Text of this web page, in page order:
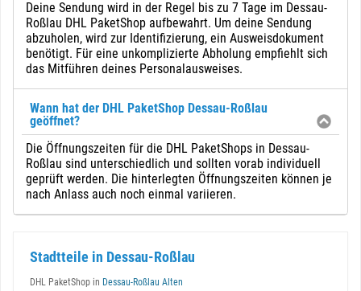
Deine Sendung wird in der Regel bis zu 7 Tage im Dessau-
Roßlau DHL PaketShop aufbewahrt. Um deine Sendung
abzuholen, wird zur Identifizierung, ein Ausweisdokument
benötigt. Für eine unkomplizierte Abholung empfiehlt sich
das Mitführen deines Personalausweises.
Wann hat der DHL PaketShop Dessau-Roßlau
geöffnet?
Die Öffnungszeiten für die DHL PaketShops in Dessau-
Roßlau sind unterschiedlich und sollten vorab individuell
geprüft werden. Die hinterlegten Öffnungszeiten können je
nach Anlass auch noch einmal variieren.
Stadtteile in Dessau-Roßlau
DHL PaketShop in Dessau-Roßlau Alten